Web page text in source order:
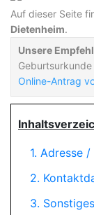
Auf dieser Seite
Dietenheim.
Unsere
Online-Antrag
1. Adresse
2.
3.